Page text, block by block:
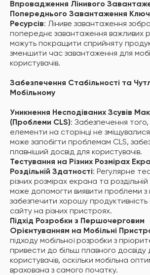
Впровадження Лінивого
Попереднього Завантаження
Ресурсів: Ліниве завантаження
попереднє завантаження важливих
можуть покращити сприйняту
зменшити час завантаження для
користувачів.
Забезпечення Стабільності та
Мобільному
Уникнення Несподіваних Зсувів
(Проблеми CLS): Забезпечення
елементи на сторінці не
може запобігти проблемам CLS,
плавніший досвід для користувачів.
Тестування на Різних Розмірах
Роздільній Здатності: Регулярне
різних розмірах екрана та роздільній
може допомогти виявити проблеми
забезпечити хорошу продуктивність
сайту на різних пристроях.
Підхід Розробки з Першочерговим
Орієнтуванням на Мобільні
підходу мобільної розробки з
привести до більш плавного досвіду
користувачів, оскільки мобільна
врахована з самого початку.